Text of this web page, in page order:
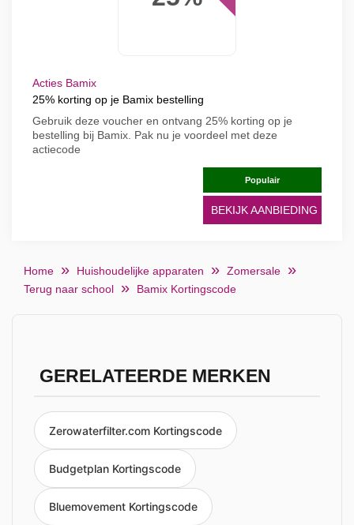
Acties Bamix
25% korting op je Bamix bestelling
Gebruik deze voucher en ontvang 25% korting op je
bestelling bij Bamix. Pak nu je voordeel met deze
actiecode
Populair
BEKIJK AANBIEDING
Home Huishoudelijke apparaten
Zomersale
Terug naar school
Bamix Kortingscode
GERELATEERDE MERKEN
Zerowaterfilter.com Kortingscode
Budgetplan Kortingscode
Bluemovement Kortingscode